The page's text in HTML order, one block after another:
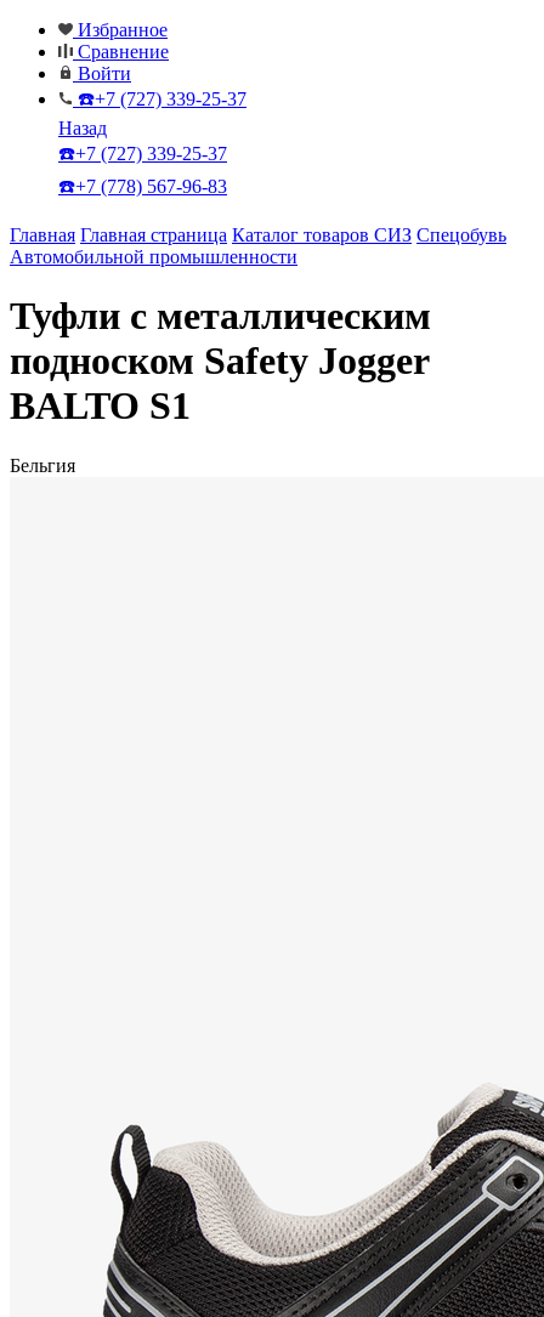
Избранное
Сравнение
Войти
☎️+7 (727) 339-25-37
Назад
☎️+7 (727) 339-25-37
☎️+7 (778) 567-96-83
Главная Главная страница Каталог товаров СИЗ Спецобувь
Автомобильной промышленности
Туфли с металлическим
подноском Safety Jogger
BALTO S1
Бельгия